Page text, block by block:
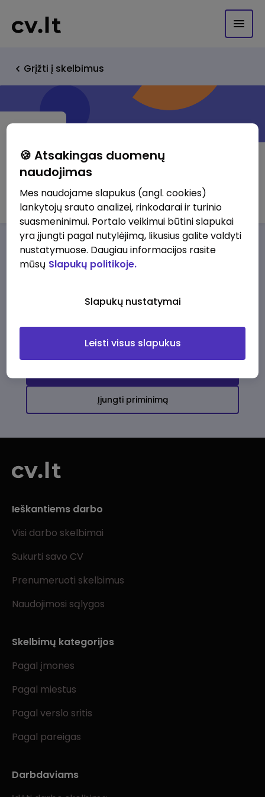
Grįžti į skelbimus
Baltijos komunikacijos grupe
Darbo pasiūlymaiApie musPrivalumai
darbo pasiūlymų
Įjungti priminimą
Ieškantiems darbo
Visi darbo skelbimai
Sukurti savo CV
Prenumeruoti skelbimus
Naudojimosi sąlygos
Skelbimų kategorijos
Pagal įmones
Pagal miestus
Pagal verslo sritis
Pagal pareigas
Darbdaviams
🍪 Atsakingas duomenų
naudojimas
Mes naudojame slapukus (angl. cookies)
lankytojų srauto analizei, rinkodarai ir turinio
suasmeninimui. Portalo veikimui būtini slapukai
yra įjungti pagal nutylėjimą, likusius galite valdyti
nustatymuose. Daugiau informacijos rasite
mūsų Slapukų politikoje.
Slapukų nustatymai
Leisti visus slapukus